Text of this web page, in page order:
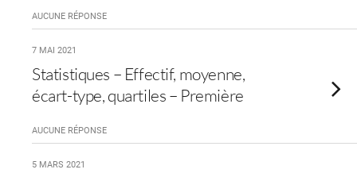
AUCUNE RÉPONSE
7 MAI 2021
Statistiques – Effectif, moyenne,
écart-type, quartiles – Première
AUCUNE RÉPONSE
5 MARS 2021